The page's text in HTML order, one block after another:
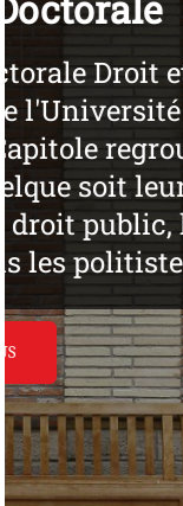
Après
troisième
politistes,
spécialité,
Droit et
conditions
sont
EN SAVOIR PLUS